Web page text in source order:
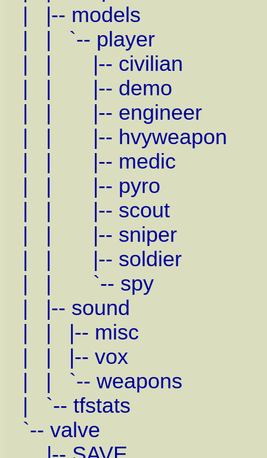
| |-- models
| | `-- player
| | |-- civilian
| | |-- demo
| | |-- engineer
| | |-- hvyweapon
| | |-- medic
| | |-- pyro
| | |-- scout
| | |-- sniper
| | |-- soldier
| | `-- spy
| |-- sound
| | |-- misc
| | |-- vox
| | `-- weapons
| `-- tfstats
`-- valve